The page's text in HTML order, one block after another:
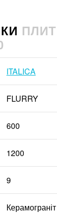
ITALICA
FLURRY
600
1200
9
Керамограніт